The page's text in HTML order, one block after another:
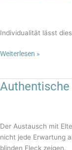
Individualität lässt
Weiterlesen »
Der Austausch mit
nicht jede Erwartung
blinden Fleck zeigen.
Authentische